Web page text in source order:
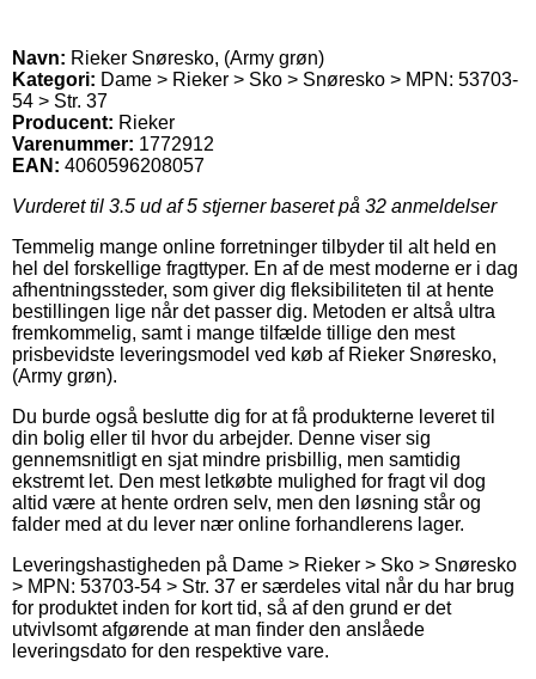
Navn: Rieker Snøresko, (Army grøn)
Kategori: Dame > Rieker > Sko > Snøresko > MPN: 53703-
54 > Str. 37
Producent: Rieker
Varenummer: 1772912
EAN: 4060596208057
Vurderet til 3.5 ud af 5 stjerner baseret på 32 anmeldelser
Temmelig mange online forretninger tilbyder til alt held en
hel del forskellige fragttyper. En af de mest moderne er i dag
afhentningssteder, som giver dig fleksibiliteten til at hente
bestillingen lige når det passer dig. Metoden er altså ultra
fremkommelig, samt i mange tilfælde tillige den mest
prisbevidste leveringsmodel ved køb af Rieker Snøresko,
(Army grøn).
Du burde også beslutte dig for at få produkterne leveret til
din bolig eller til hvor du arbejder. Denne viser sig
gennemsnitligt en sjat mindre prisbillig, men samtidig
ekstremt let. Den mest letkøbte mulighed for fragt vil dog
altid være at hente ordren selv, men den løsning står og
falder med at du lever nær online forhandlerens lager.
Leveringshastigheden på Dame > Rieker > Sko > Snøresko
> MPN: 53703-54 > Str. 37 er særdeles vital når du har brug
for produktet inden for kort tid, så af den grund er det
utvivlsomt afgørende at man finder den anslåede
leveringsdato for den respektive vare.